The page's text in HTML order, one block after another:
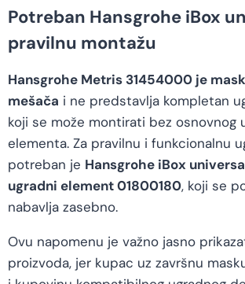
Potreban Hansgrohe iBox
pravilnu montažu
Hansgrohe Metris 31454000 je
mešača i ne predstavlja kompletan
koji se može montirati bez osnovnog
elementa. Za pravilnu i funkcionalnu
potreban je Hansgrohe iBox
ugradni element 01800180, koji se
nabavlja zasebno.
Ovu napomenu je važno jasno
proizvoda, jer kupac uz završnu